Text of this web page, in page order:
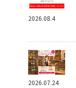
2026.08.4
2026.07.24